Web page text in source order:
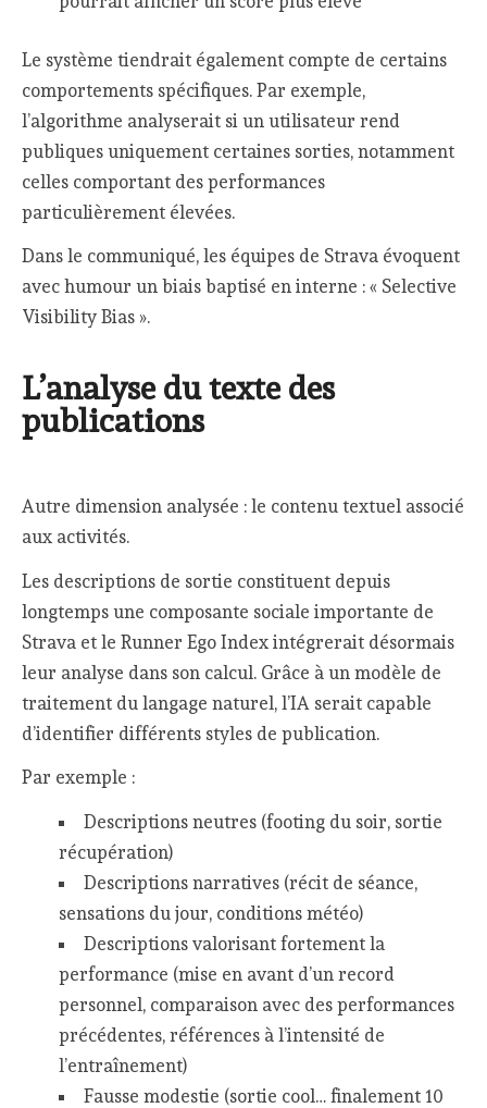
Le système tiendrait également compte de certains
comportements spécifiques. Par exemple,
l’algorithme analyserait si un utilisateur rend
publiques uniquement certaines sorties, notamment
celles comportant des performances
particulièrement élevées.
Dans le communiqué, les équipes de Strava évoquent
avec humour un biais baptisé en interne : « Selective
Visibility Bias ».
L’analyse du texte des
publications
Autre dimension analysée : le contenu textuel associé
aux activités.
Les descriptions de sortie constituent depuis
longtemps une composante sociale importante de
Strava et le Runner Ego Index intégrerait désormais
leur analyse dans son calcul. Grâce à un modèle de
traitement du langage naturel, l’IA serait capable
d’identifier différents styles de publication.
Par exemple :
Descriptions neutres (footing du soir, sortie
récupération)
Descriptions narratives (récit de séance,
sensations du jour, conditions météo)
Descriptions valorisant fortement la
performance (mise en avant d’un record
personnel, comparaison avec des performances
précédentes, références à l’intensité de
l’entraînement)
Fausse modestie (sortie cool… finalement 10